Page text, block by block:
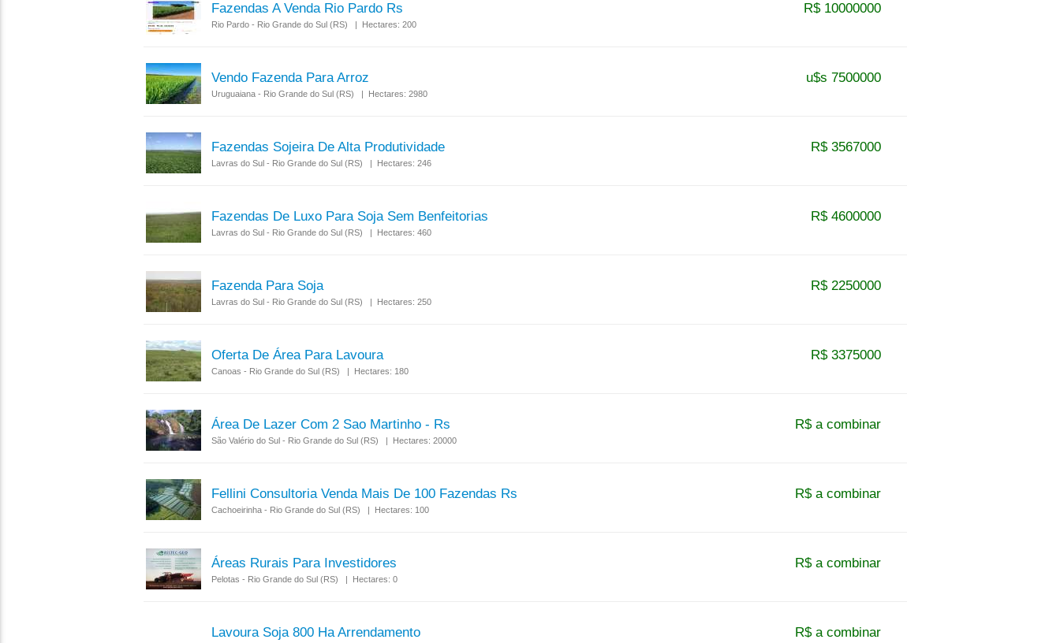
Fazendas A Venda Rio Pardo Rs
Rio Pardo - Rio Grande do Sul (RS) | Hectares: 200
R$ 10000000
Vendo Fazenda Para Arroz
Uruguaiana - Rio Grande do Sul (RS) | Hectares: 2980
u$s 7500000
Fazendas Sojeira De Alta Produtividade
Lavras do Sul - Rio Grande do Sul (RS) | Hectares: 246
R$ 3567000
Fazendas De Luxo Para Soja Sem Benfeitorias
Lavras do Sul - Rio Grande do Sul (RS) | Hectares: 460
R$ 4600000
Fazenda Para Soja
Lavras do Sul - Rio Grande do Sul (RS) | Hectares: 250
R$ 2250000
Oferta De Área Para Lavoura
Canoas - Rio Grande do Sul (RS) | Hectares: 180
R$ 3375000
Área De Lazer Com 2 Sao Martinho - Rs
São Valério do Sul - Rio Grande do Sul (RS) | Hectares: 20000
R$ a combinar
Fellini Consultoria Venda Mais De 100 Fazendas Rs
Cachoeirinha - Rio Grande do Sul (RS) | Hectares: 100
R$ a combinar
Áreas Rurais Para Investidores
Pelotas - Rio Grande do Sul (RS) | Hectares: 0
R$ a combinar
Lavoura Soja 800 Ha Arrendamento R$ a combinar